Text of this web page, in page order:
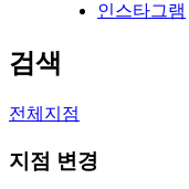
인스타그램
검색
전체지점
지점 변경